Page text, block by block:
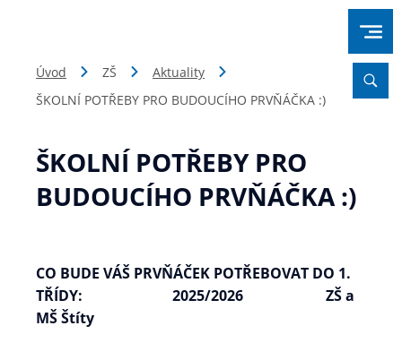
Úvod ZŠ
Aktuality
ŠKOLNÍ POTŘEBY PRO BUDOUCÍHO PRVŇÁČKA :)
ŠKOLNÍ POTŘEBY PRO
BUDOUCÍHO PRVŇÁČKA :)
CO BUDE VÁŠ PRVŇÁČEK POTŘEBOVAT DO 1.
TŘÍDY: 2025/2026 ZŠ a
MŠ Štíty